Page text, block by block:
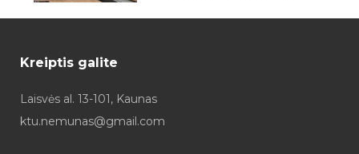
Kreiptis galite
Laisvės al. 13-101, Kaunas
ktu.nemunas@gmail.com